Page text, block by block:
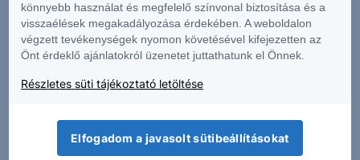
könnyebb használat és megfelelő színvonal biztosítása és a
visszaélések megakadályozása érdekében. A weboldalon
végzett tevékenységek nyomon követésével kifejezetten az
Önt érdeklő ajánlatokról üzenetet juttathatunk el Önnek.
Részletes süti tájékoztató letöltése
Elfogadom a javasolt sütibeállításokat